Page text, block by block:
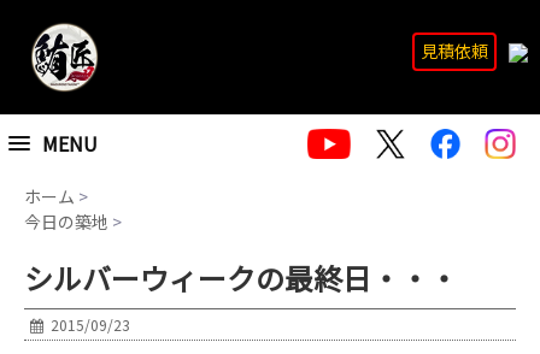
MENU
見積依頼
ホーム >
今日の築地 >
シルバーウィークの最終日・・・
2015/09/23